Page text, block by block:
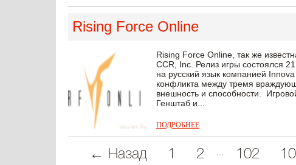
Rising Force Online
Rising Force Online, так же
CCR, Inc. Релиз игры состоялся
на русский язык компанией
конфликта между тремя
внешность и способности.
Генштаб и...
ПОДРОБНЕЕ
← Назад 1 2 102